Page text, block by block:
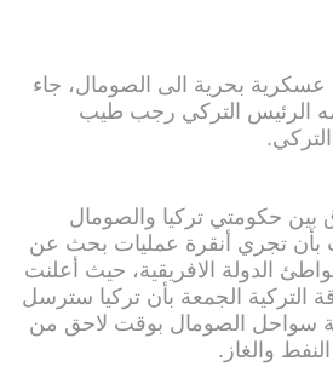
عسكرية بحرية الى الصومال، جاء
الرئيس التركي رجب طيب
بين حكومتي تركيا والصومال
بأن تجري أنقرة عمليات بحث عن
الدولة الافريقية، حيث أعلنت
التركية الجمعة بأن تركيا سترسل
سواحل الصومال بوقت لاحق من
والغاز.